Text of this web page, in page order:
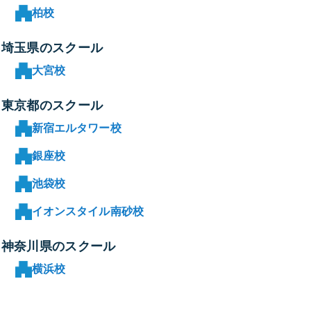
柏校
埼玉県のスクール
大宮校
東京都のスクール
新宿エルタワー校
銀座校
池袋校
イオンスタイル南砂校
神奈川県のスクール
横浜校